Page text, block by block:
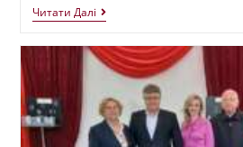
Читати Далі